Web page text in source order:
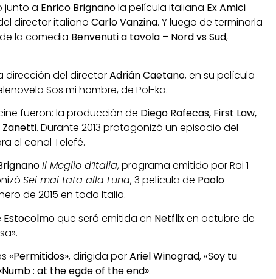
junto a Enrico Brignanola película italiana Ex Amici
director italiano Carlo Vanzina. Y luego de terminarla
la comedia Benvenuti a tavola – Nord vs Sud,
dirección del directorAdrián Caetano, en su película
Sos mi hombre, de Pol-ka.
fueron: la producción de Diego Rafecas, First Law,
Zanetti. Durante 2013 protagonizó un episodio del
el canal Telefé.
Il Meglio d’Italia, programa emitido por Rai 1
Sei mai tata alla Luna, 3 película de Paolo
de 2015 en toda Italia.
Estocolmoque será emitida en Netflixen octubre de
«Permitidos», dirigida porAriel Winograd, «Soy tu
: at the egde of the end».